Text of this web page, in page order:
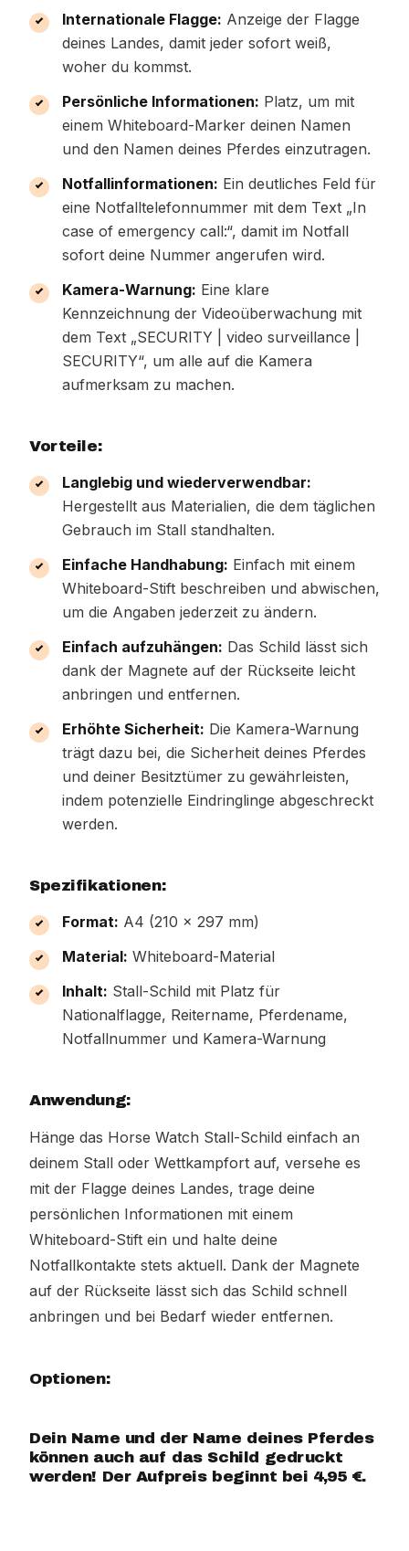
Internationale Flagge: Anzeige der Flagge
deines Landes, damit jeder sofort weiß,
woher du kommst.
Persönliche Informationen: Platz, um mit
einem Whiteboard-Marker deinen Namen
und den Namen deines Pferdes einzutragen.
Notfallinformationen: Ein deutliches Feld für
eine Notfalltelefonnummer mit dem Text „In
case of emergency call:“, damit im Notfall
sofort deine Nummer angerufen wird.
Kamera-Warnung: Eine klare
Kennzeichnung der Videoüberwachung mit
dem Text „SECURITY | video surveillance |
SECURITY“, um alle auf die Kamera
aufmerksam zu machen.
Vorteile:
Langlebig und wiederverwendbar:
Hergestellt aus Materialien, die dem täglichen
Gebrauch im Stall standhalten.
Einfache Handhabung: Einfach mit einem
Whiteboard-Stift beschreiben und abwischen,
um die Angaben jederzeit zu ändern.
Einfach aufzuhängen: Das Schild lässt sich
dank der Magnete auf der Rückseite leicht
anbringen und entfernen.
Erhöhte Sicherheit: Die Kamera-Warnung
trägt dazu bei, die Sicherheit deines Pferdes
und deiner Besitztümer zu gewährleisten,
indem potenzielle Eindringlinge abgeschreckt
werden.
Spezifikationen:
Format: A4 (210 x 297 mm)
Material: Whiteboard-Material
Inhalt: Stall-Schild mit Platz für
Nationalflagge, Reitername, Pferdename,
Notfallnummer und Kamera-Warnung
Anwendung:
Hänge das Horse Watch Stall-Schild einfach an
deinem Stall oder Wettkampfort auf, versehe es
mit der Flagge deines Landes, trage deine
persönlichen Informationen mit einem
Whiteboard-Stift ein und halte deine
Notfallkontakte stets aktuell. Dank der Magnete
auf der Rückseite lässt sich das Schild schnell
anbringen und bei Bedarf wieder entfernen.
Optionen:
Dein Name und der Name deines Pferdes
können auch auf das Schild gedruckt
werden! Der Aufpreis beginnt bei 4,95 €.